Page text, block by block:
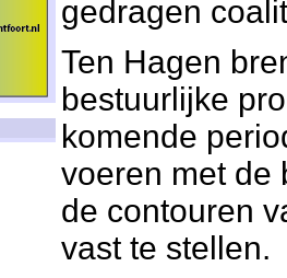
gedragen
Ten Hagen
bestuurlijke
komende
voeren met de
de contouren
vast te stellen.